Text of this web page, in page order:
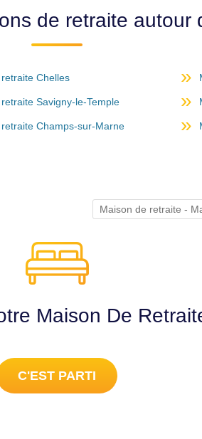
de retraite autour
Chelles
Savigny-le-Temple
Champs-sur-Marne
Maison de retraite -
Maison De
C'EST PARTI